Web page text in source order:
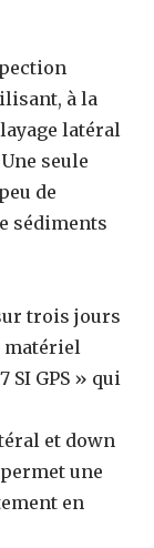
à la
latéral
seule
de
sédiments
trois jours
matériel
GPS » qui
et down
une
en